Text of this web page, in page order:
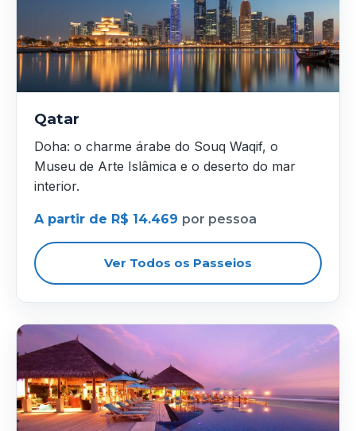
Qatar
Doha: o charme árabe do Souq Waqif, o
Museu de Arte Islâmica e o deserto do mar
interior.
A partir de R$ 14.469 por pessoa
Ver Todos os Passeios